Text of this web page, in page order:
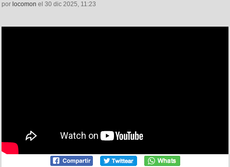
por locomon el 30 dic 2025, 11:23